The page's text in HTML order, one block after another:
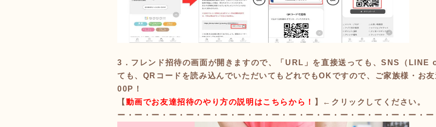
3．フレンド招待の画面が開きますので、「URL」を直接送っても、SNS（LINE
ても、QRコードを読み込んでいただいてもどれでもOKですので、ご家族様・お
00P！
【 動画でお友達招待のやり方の説明はこちらから！
】←クリックしてください。
ー・ー・ー・ー・ー・ー・ー・ー・ー・ー・ー・ー・ー・ー・ー・ー・ー・ー・